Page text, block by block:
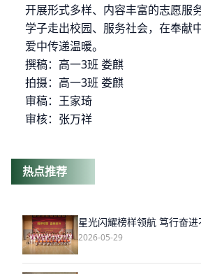
开展形式多样、 内容丰富的志愿服
学子走出校园、服务社会，在奉献
爱中传递温暖。
撰稿：高一3班 娄麒
拍摄：高一3班 娄麒
审稿：王家琦
审核：张万祥
热点推荐
星光闪耀榜样领航 笃行奋
2026-05-29